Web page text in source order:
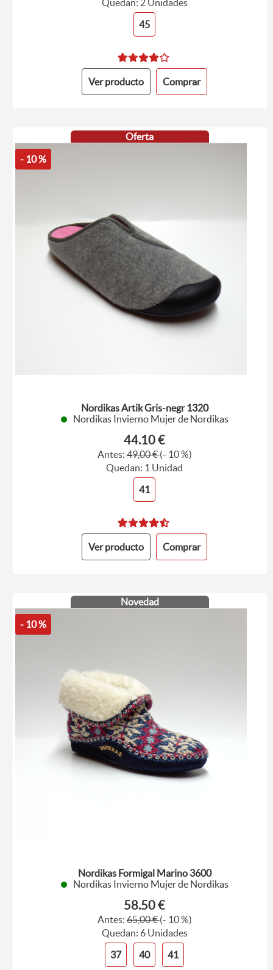
Quedan: 2 Unidades
45
Ver producto Comprar
Oferta
- 10 %
Nordikas Artik Gris-negr 1320
Nordikas Invierno Mujer de Nordikas
44.10 €
Antes:49,00 €(- 10 %)
Quedan: 1 Unidad
41
Ver producto Comprar
Novedad
- 10 %
Nordikas Formigal Marino 3600
Nordikas Invierno Mujer de Nordikas
58.50 €
Antes:65,00 €(- 10 %)
Quedan: 6 Unidades
37
40 41